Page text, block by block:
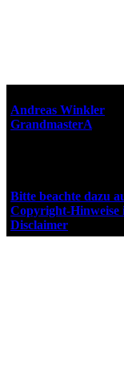
Andreas Winkler
GrandmasterA
Bitte beachte dazu
Copyright-Hinweise
Disclaimer